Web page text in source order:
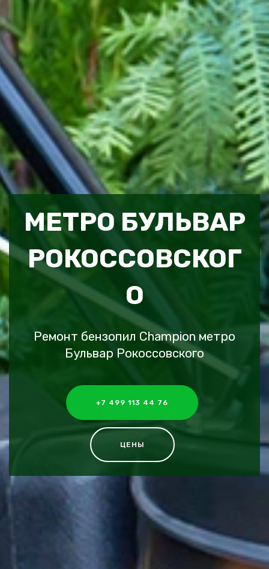
МЕТРО БУЛЬВАР
РОКОССОВСКОГ
О
Ремонт бензопил Champion метро
Бульвар Рокоссовского
+7 499 113 44 76
ЦЕНЫ